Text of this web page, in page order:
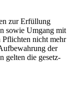
zur Erfüllung
sowie Umgang mit
Pflichten nicht mehr
der
gelten die gesetz­